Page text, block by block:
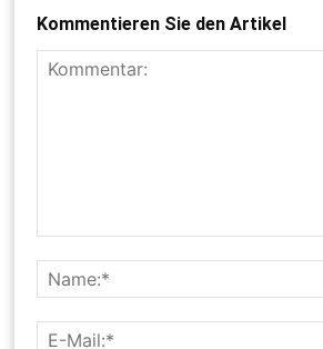
Kommentieren Sie den Artikel